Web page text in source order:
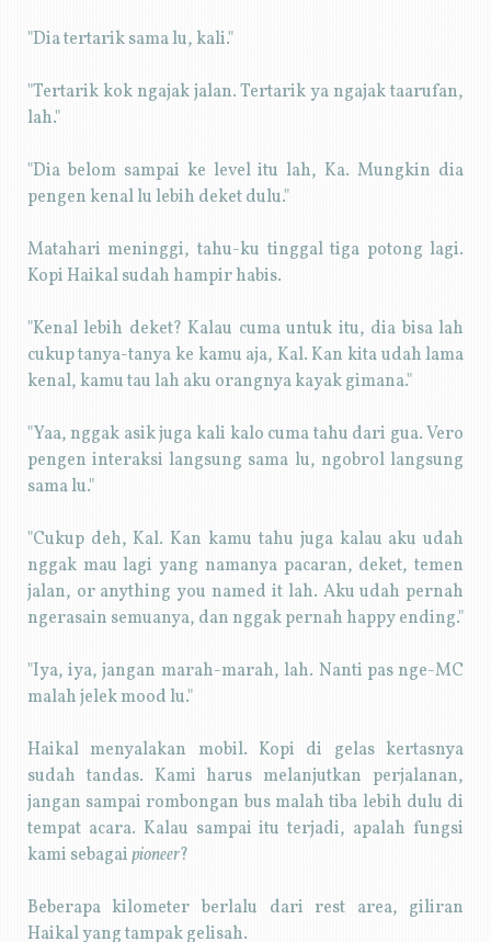
"Dia tertarik sama lu, kali."
"Tertarik kok ngajak jalan. Tertarik ya ngajak taarufan,
lah."
"Dia belom sampai ke level itu lah, Ka. Mungkin dia
pengen kenal lu lebih deket dulu."
Matahari meninggi, tahu-ku tinggal tiga potong lagi.
Kopi Haikal sudah hampir habis.
"Kenal lebih deket? Kalau cuma untuk itu, dia bisa lah
cukup tanya-tanya ke kamu aja, Kal. Kan kita udah lama
kenal, kamu tau lah aku orangnya kayak gimana."
"Yaa, nggak asik juga kali kalo cuma tahu dari gua. Vero
pengen interaksi langsung sama lu, ngobrol langsung
sama lu."
"Cukup deh, Kal. Kan kamu tahu juga kalau aku udah
nggak mau lagi yang namanya pacaran, deket, temen
jalan, or anything you named it lah. Aku udah pernah
ngerasain semuanya, dan nggak pernah happy ending."
"Iya, iya, jangan marah-marah, lah. Nanti pas nge-MC
malah jelek mood lu."
Haikal menyalakan mobil. Kopi di gelas kertasnya
sudah tandas. Kami harus melanjutkan perjalanan,
jangan sampai rombongan bus malah tiba lebih dulu di
tempat acara. Kalau sampai itu terjadi, apalah fungsi
kami sebagaipioneer?
Beberapa kilometer berlalu dari rest area, giliran
Haikal yang tampak gelisah.